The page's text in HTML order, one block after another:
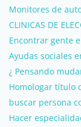
Monitores de
CLINICAS DE
Encontrar gente
Ayudas sociales
¿ Pensando
Homologar título
buscar persona
Hacer